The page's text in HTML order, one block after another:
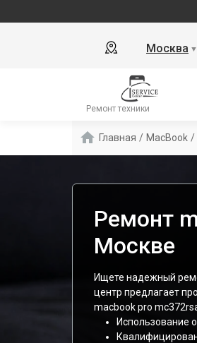
Москва ▼
Ремонт техники
Главная / MacBook /
Ремонт
Москве
Ищете надежный
центр предлагает
macbook pro
Использование